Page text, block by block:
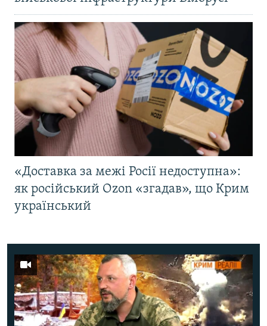
«Доставка за межі Росії недоступна»:
як російський Ozon «згадав», що Крим
український